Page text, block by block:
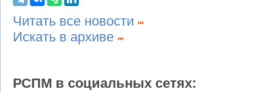
Читать все новости
Искать в архиве
РСПМ в социальных сетях: